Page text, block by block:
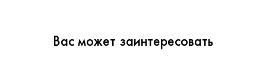
Вас может заинтересовать